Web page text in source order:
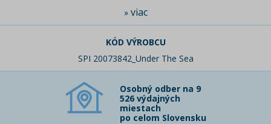
» viac
KÓD VÝROBCU
SPI 20073842_Under The Sea
Osobný odber na 9
526 výdajných
miestach
po celom Slovensku